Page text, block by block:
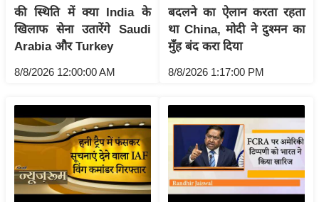
ब्री
फ
नो
ज
न
ग
त
की स्थिति में क्या India के
खिलाफ सेना उतारेंगे Saudi
Arabia और Turkey
8/8/2026 12:00:00 AM
बदलने का ऐलान करता रहता
था China, मोदी ने दुश्मन का
मुँह बंद करा दिया
8/8/2026 1:17:00 PM